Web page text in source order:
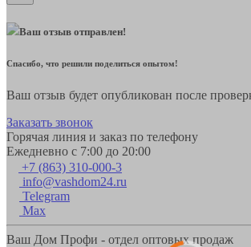
Ваш отзыв отправлен!
Спасибо, что решили поделиться опытом!
Ваш отзыв будет опубликован после
Заказать звонок
Горячая линия и заказ по телефону
Ежедневно с 7:00 до 20:00
+7 (863) 310-000-3
info@vashdom24.ru
Telegram
Max
Ваш Дом Профи - отдел оптовых продаж